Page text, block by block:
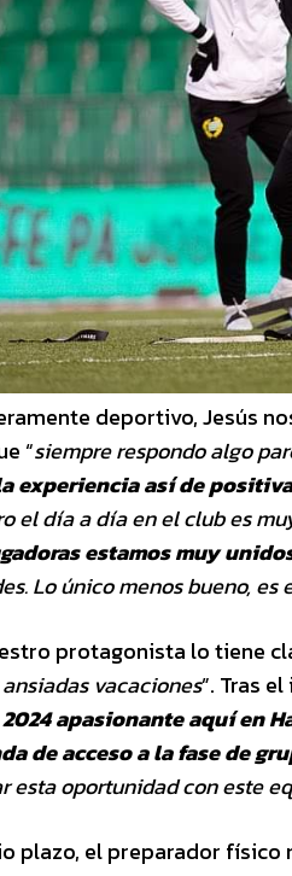
deportivo, Jesús
“siempre respondo algo
experiencia así de positiva
el día a día enel club es
estamos muy
Lo único menos bueno, es
protagonista lo tiene
vacaciones”. Tras
apasionanteaquí en
deacceso a la fase de
esta oportunidad con este
plazo, el preparador